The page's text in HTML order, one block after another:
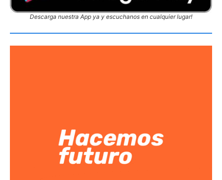
Descarga nuestra App ya y escuchanos en cualquier lugar!